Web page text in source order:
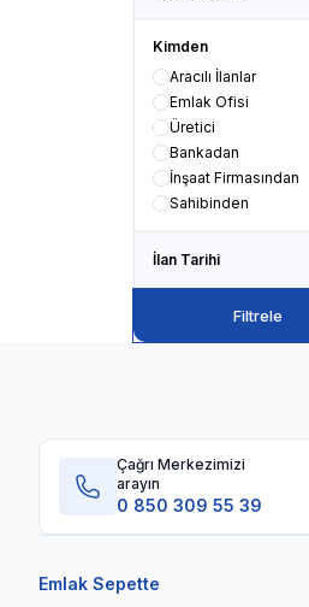
Kimden
Aracılı İlanlar
Emlak Ofisi
Üretici
Bankadan
İnşaat Firmasından
Sahibinden
İlan Tarihi
Filtrele
Çağrı Merkezimizi
arayın
0 850 309 55 39
Emlak Sepette